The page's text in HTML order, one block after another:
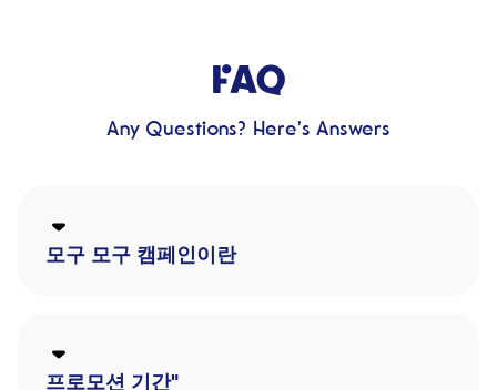
FAQ
Any Questions? Here’s Answers
모구 모구 캠페인이란
프로모션 기간"